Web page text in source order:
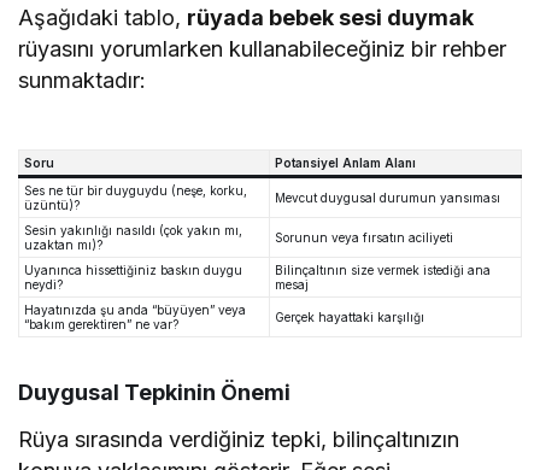
Aşağıdaki tablo, rüyada bebek sesi duymak
rüyasını yorumlarken kullanabileceğiniz bir rehber
sunmaktadır:
Soru
Potansiyel Anlam Alanı
Ses ne tür bir duyguydu (neşe, korku,
üzüntü)?
Mevcut duygusal durumun yansıması
Sesin yakınlığı nasıldı (çok yakın mı,
uzaktan mı)?
Sorunun veya fırsatın aciliyeti
Uyanınca hissettiğiniz baskın duygu
neydi?
Bilinçaltının size vermek istediği ana
mesaj
Hayatınızda şu anda “büyüyen” veya
“bakım gerektiren” ne var?
Gerçek hayattaki karşılığı
Duygusal Tepkinin Önemi
Rüya sırasında verdiğiniz tepki, bilinçaltınızın